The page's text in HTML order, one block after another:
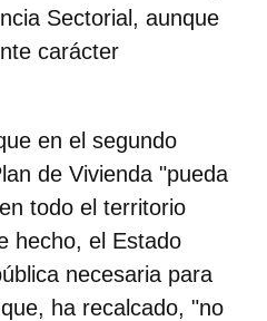
Sectorial, aunque
carácter
en el segundo
de Vivienda "pueda
todo el territorio
hecho, el Estado
necesaria para
ha recalcado, "no